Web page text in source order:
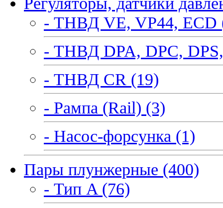
- ТНВД VE, VP44, ECD
- ТНВД DPA, DPC,
- ТНВД CR (19)
- Рампа (Rail) (3)
- Насос-форсунка (1)
Пары плунжерные (400)
- Тип A (76)